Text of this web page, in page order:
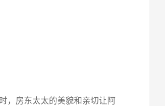
，房东太太的美貌和亲切让阿